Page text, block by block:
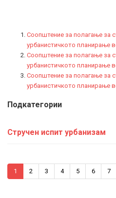
Соопштение за полагање за
урбанистичкото планирање
Соопштение за полагање за
урбанистичкото планирање
Соопштение за полагање за
урбанистичкото планирање
Подкатегории
Стручен испит урбанизам
1 2 3 4 5 6 7